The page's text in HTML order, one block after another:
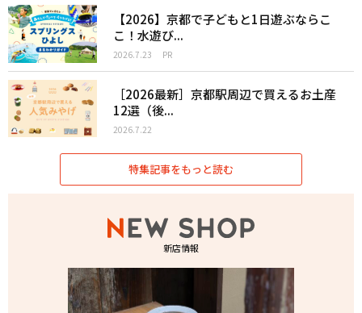
【2026】京都で子どもと1日遊ぶならこ
こ！水遊び...
2026.7.23 PR
［2026最新］京都駅周辺で買えるお土産
12選（後...
2026.7.22
特集記事をもっと読む
新店情報